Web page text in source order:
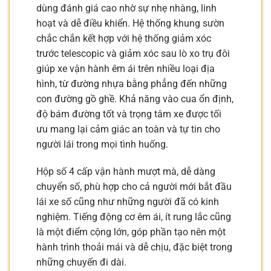
dùng đánh giá cao nhờ sự nhẹ nhàng, linh
hoạt và dễ điều khiển. Hệ thống khung sườn
chắc chắn kết hợp với hệ thống giảm xóc
trước telescopic và giảm xóc sau lò xo trụ đôi
giúp xe vận hành êm ái trên nhiều loại địa
hình, từ đường nhựa bằng phẳng đến những
con đường gồ ghề. Khả năng vào cua ổn định,
độ bám đường tốt và trọng tâm xe được tối
ưu mang lại cảm giác an toàn và tự tin cho
người lái trong mọi tình huống.
Hộp số 4 cấp vận hành mượt mà, dễ dàng
chuyển số, phù hợp cho cả người mới bắt đầu
lái xe số cũng như những người đã có kinh
nghiệm. Tiếng động cơ êm ái, ít rung lắc cũng
là một điểm cộng lớn, góp phần tạo nên một
hành trình thoải mái và dễ chịu, đặc biệt trong
những chuyến đi dài.